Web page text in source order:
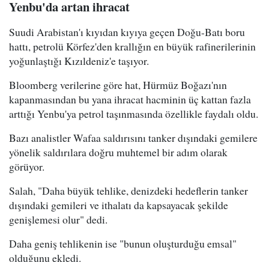
Yenbu'da artan ihracat
Suudi Arabistan'ı kıyıdan kıyıya geçen Doğu-Batı boru
hattı, petrolü Körfez'den krallığın en büyük rafinerilerinin
yoğunlaştığı Kızıldeniz'e taşıyor.
Bloomberg verilerine göre hat, Hürmüz Boğazı'nın
kapanmasından bu yana ihracat hacminin üç kattan fazla
arttığı Yenbu'ya petrol taşınmasında özellikle faydalı oldu.
Bazı analistler Wafaa saldırısını tanker dışındaki gemilere
yönelik saldırılara doğru muhtemel bir adım olarak
görüyor.
Salah, "Daha büyük tehlike, denizdeki hedeflerin tanker
dışındaki gemileri ve ithalatı da kapsayacak şekilde
genişlemesi olur" dedi.
Daha geniş tehlikenin ise "bunun oluşturduğu emsal"
olduğunu ekledi.